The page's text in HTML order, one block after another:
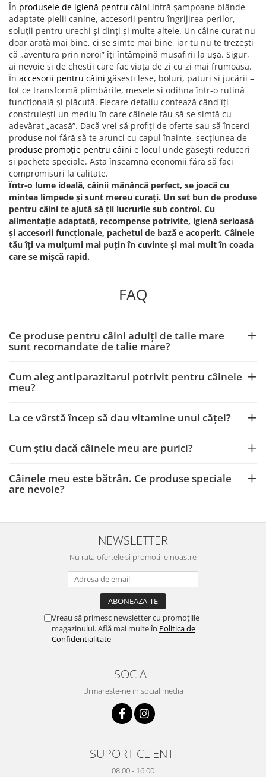
În produsele de igienă pentru câini intră șampoane blânde
adaptate pielii canine, accesorii pentru îngrijirea perilor,
soluții pentru urechi și dinți și multe altele. Un câine curat nu
doar arată mai bine, ci se simte mai bine, iar tu nu te trezești
că „aventura prin noroi” îți întâmpină musafirii la ușă. Sigur,
ai nevoie și de chestii care fac viața de zi cu zi mai frumoasă.
În accesorii pentru câini găsești lese, boluri, paturi și jucării –
tot ce transformă plimbările, mesele și odihna într-o rutină
funcțională și plăcută. Fiecare detaliu contează când îți
construiești un mediu în care câinele tău să se simtă cu
adevărat „acasă”. Dacă vrei să profiți de oferte sau să încerci
produse noi fără să te arunci cu capul înainte, secțiunea de
produse promoție pentru câini e locul unde găsești reduceri
și pachete speciale. Asta înseamnă economii fără să faci
compromisuri la calitate.
Într-o lume ideală, câinii mănâncă perfect, se joacă cu
mintea limpede și sunt mereu curați. Un set bun de produse
pentru câini te ajută să ții lucrurile sub control. Cu
alimentație adaptată, recompense potrivite, igienă serioasă
și accesorii funcționale, pachetul de bază e acoperit. Câinele
tău îți va mulțumi mai puțin în cuvinte și mai mult în coada
care se mișcă rapid.
FAQ
Ce produse pentru câini adulți de talie mare
sunt recomandate de talie mare?
Cum aleg antiparazitarul potrivit pentru câinele
meu?
La ce vârstă încep să dau vitamine unui cățel?
Cum știu dacă câinele meu are purici?
Câinele meu este bătrân. Ce produse speciale
are nevoie?
NEWSLETTER
Nu rata ofertele si promotiile noastre
Vreau să primesc newsletter cu promoțiile
magazinului. Află mai multe în Politica de
Confidentialitate
SOCIAL
Urmareste-ne in social media
SUPORT CLIENTI
08:00 - 16:00